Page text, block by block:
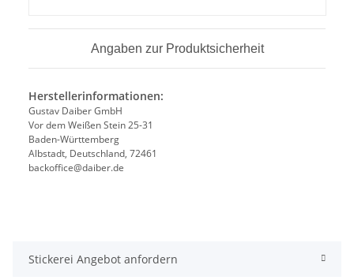
Angaben zur Produktsicherheit
Herstellerinformationen:
Gustav Daiber GmbH
Vor dem Weißen Stein 25-31
Baden-Württemberg
Albstadt, Deutschland, 72461
backoffice@daiber.de
Stickerei Angebot anfordern